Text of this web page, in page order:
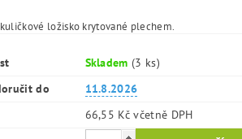
ložisko krytované plechem.
Skladem(3 ks)
do
11.8.2026
66,55 Kč včetně DPH